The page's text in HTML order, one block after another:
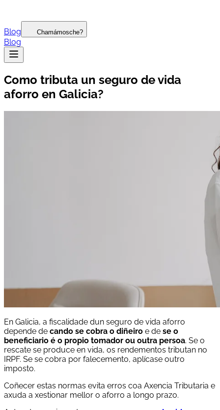
Blog Chamámosche?
Blog
Como tributa un seguro de vida
aforro en Galicia?
En Galicia, a fiscalidade dun seguro de vida aforro
depende de cando se cobra o diñeiro e de se o
beneficiario é o propio tomador ou outra persoa. Se o
rescate se produce en vida, os rendementos tributan no
IRPF. Se se cobra por falecemento, aplícase outro
imposto.
Coñecer estas normas evita erros coa Axencia Tributaria e
axuda a xestionar mellor o aforro a longo prazo.